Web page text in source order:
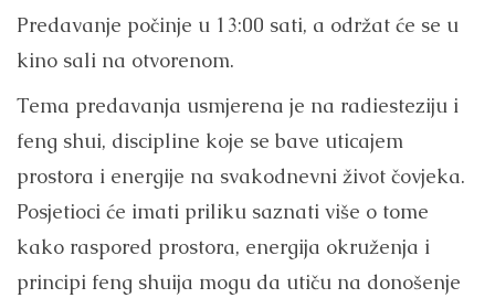
Predavanje počinje u 13:00 sati, a održat će se u
kino sali na otvorenom.
Tema predavanja usmjerena je na radiesteziju i
feng shui, discipline koje se bave uticajem
prostora i energije na svakodnevni život čovjeka.
Posjetioci će imati priliku saznati više o tome
kako raspored prostora, energija okruženja i
principi feng shuija mogu da utiču na donošenje